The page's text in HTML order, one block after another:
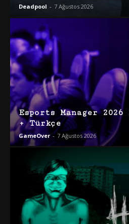
Deadpool - 7 Ağustos 2026
Esports Manager
+ Türkçe
GameOver - 7 Ağustos 2026